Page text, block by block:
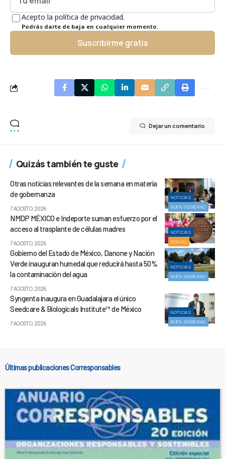
Acepto la política de privacidad.
Podrás darte de baja en cualquier momento.
Suscribirme gratis
Dejar un comentario
Quizás también te guste
NOTICIAS
BUEN GOBIERNO
Otras noticias relevantes de la semana en materia
de gobernanza
7 AGOSTO, 2026
NOTICIAS
SOCIAL
NMDP MÉXICO e Indeporte suman esfuerzo por el
acceso al trasplante de células madres
7 AGOSTO, 2026
NOTICIAS
BUEN GOBIERNO
Gobierno del Estado de México, Danone y Nación
Verde inauguran humedal que reducirá hasta 50%
la contaminación del agua
7 AGOSTO, 2026
NOTICIAS
BUEN GOBIERNO
Syngenta inaugura en Guadalajara el único
Seedcare & Biologicals Institute™ de México
7 AGOSTO, 2026
Últimas publicaciones Corresponsables